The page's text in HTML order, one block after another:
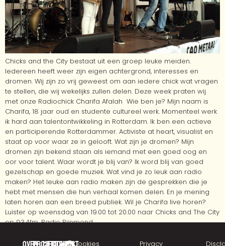
Chicks and the City bestaat uit een groep leuke meiden.
Iedereen heeft weer zijn eigen achtergrond, interesses en
dromen. Wij zijn zo vrij geweest om aan iedere chick wat vragen
te stellen, die wij wekelijks zullen delen. Deze week praten wij
met onze Radiochick Charifa Afalah Wie ben je? Mijn naam is
Charifa, 18 jaar oud en studente cultureel werk. Momenteel werk
ik hard aan talentontwikkeling in Rotterdam. Ik ben een actieve
en participerende Rotterdammer. Activiste at heart, visualist en
staat op voor waar ze in gelooft. Wat zijn je dromen? Mijn
dromen zijn bekend staan als iemand met een goed oog en
oor voor talent. Waar wordt je blij van? Ik word blij van goed
gezelschap en goede muziek. Wat vind je zo leuk aan radio
maken? Het leuke aan radio maken zijn de gesprekken die je
hebt met mensen die hun verhaal komen delen. En je mening
laten horen aan een breed publiek. Wil je Charifa live horen?
Luister op woensdag van 19.00 tot 20.00 naar Chicks and The City
op 93.4fm, Radio Rijnmond.
© Cookies Privacy